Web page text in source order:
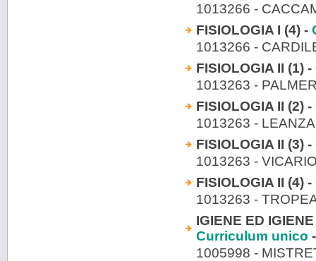
1013266 -
FISIOLOGIA I (4) -
1013266 -
FISIOLOGIA II (1) -
1013263 -
FISIOLOGIA II (2) -
1013263 -
FISIOLOGIA II (3) -
1013263 -
FISIOLOGIA II (4) -
1013263 -
IGIENE ED
Curriculum unico
1005998 -